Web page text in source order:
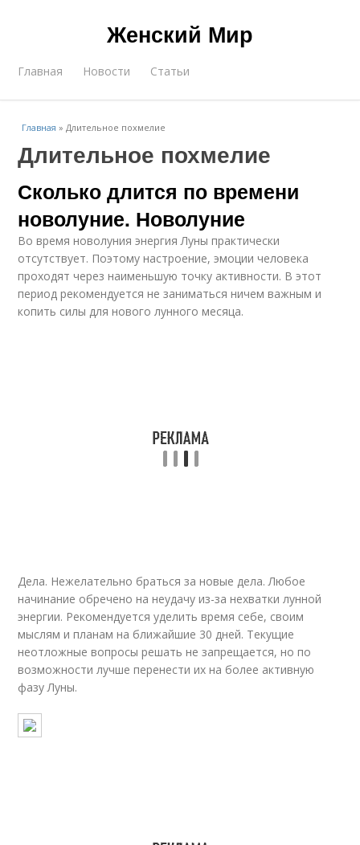
Женский Мир
Главная Новости Статьи
Главная »Длительное похмелие
Длительное похмелие
Сколько длится по времени
новолуние. Новолуние
Во время новолуния энергия Луны практически
отсутствует. Поэтому настроение, эмоции человека
проходят через наименьшую точку активности. В этот
период рекомендуется не заниматься ничем важным и
копить силы для нового лунного месяца.
Дела. Нежелательно браться за новые дела. Любое
начинание обречено на неудачу из-за нехватки лунной
энергии. Рекомендуется уделить время себе, своим
мыслям и планам на ближайшие 30 дней. Текущие
неотложные вопросы решать не запрещается, но по
возможности лучше перенести их на более активную
фазу Луны.